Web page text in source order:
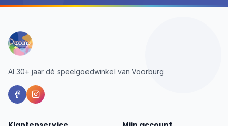
Al 30+ jaar dé speelgoedwinkel van Voorburg